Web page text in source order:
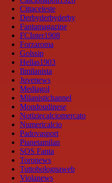
Cittaceleste
Derbyderbyderby
Fantamagazine
FCInter1908
Forzaroma
Golssip
Hellas1903
Ilmilanista
Juvenews
Mediagol
Milanistichannel
Mondoudinese
Notiziecalciomercato
Numericalcio
Padovasport
Pianetamilan
SOS Fanta
Toronews
Tuttobolognaweb
Violanews